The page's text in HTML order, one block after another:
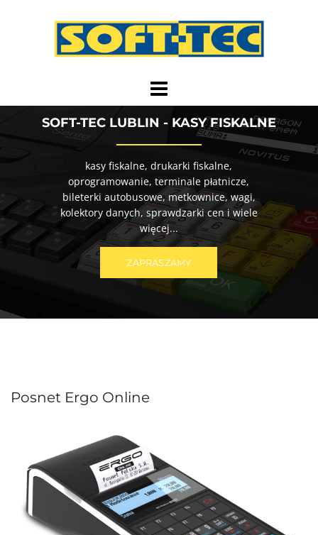
SOFT-TEC LUBLIN - KASY FISKALNE
kasy fiskalne, drukarki fiskalne,
oprogramowanie, terminale płatnicze,
bileterki autobusowe, metkownice, wagi,
kolektory danych, sprawdzarki cen i wiele
więcej...
ZAPRASZAMY
Posnet Ergo Online